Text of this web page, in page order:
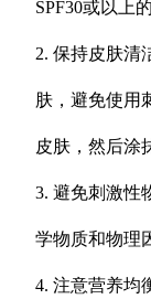
SPF30或以上
2. 保持皮肤清
肤，避免使用
皮肤，然后涂
3. 避免刺激性
学物质和物理
4. 注意营养均